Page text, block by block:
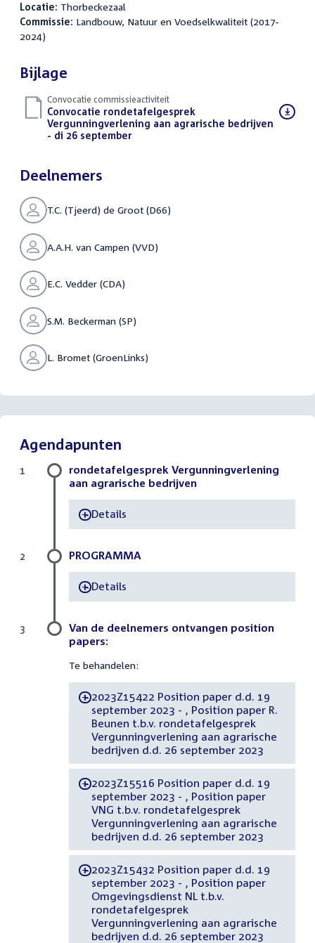
Locatie: Thorbeckezaal
Commissie: Landbouw, Natuur en Voedselkwaliteit (2017-
2024)
Bijlage
Convocatie commissieactiviteit
Download
bestand:
Convocatie rondetafelgesprek
Vergunningverlening aan agrarische bedrijven
- di 26 september(PDF)
Deelnemers
T.C. (Tjeerd) de Groot (D66)
A.A.H. van Campen (VVD)
E.C. Vedder (CDA)
S.M. Beckerman (SP)
L. Bromet (GroenLinks)
Agendapunten
rondetafelgesprek Vergunningverlening
aan agrarische bedrijven
-Details
1
PROGRAMMA
-Details
2
Van de deelnemers ontvangen position
papers:
Te behandelen:
-2023Z15422 Position paper d.d. 19
september 2023 - , Position paper R.
Beunen t.b.v. rondetafelgesprek
Vergunningverlening aan agrarische
bedrijven d.d. 26 september 2023
-2023Z15516 Position paper d.d. 19
september 2023 - , Position paper
VNG t.b.v. rondetafelgesprek
Vergunningverlening aan agrarische
bedrijven d.d. 26 september 2023
-2023Z15432 Position paper d.d. 19
september 2023 - , Position paper
Omgevingsdienst NL t.b.v.
rondetafelgesprek
Vergunningverlening aan agrarische
bedrijven d.d. 26 september 2023
3